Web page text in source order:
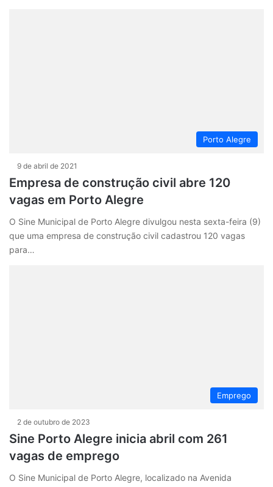
Porto Alegre
9 de abril de 2021
Empresa de construção civil abre 120
vagas em Porto Alegre
O Sine Municipal de Porto Alegre divulgou nesta sexta-feira (9)
que uma empresa de construção civil cadastrou 120 vagas
para…
Emprego
2 de outubro de 2023
Sine Porto Alegre inicia abril com 261
vagas de emprego
O Sine Municipal de Porto Alegre, localizado na Avenida